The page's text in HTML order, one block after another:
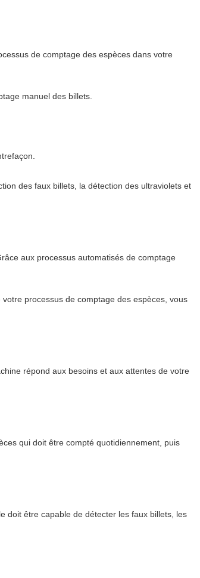
de comptage des espèces dans votre
manuel des billets.
des faux billets, la détection des ultraviolets et
aux processus automatisés de comptage
processus de comptage des espèces, vous
répond aux besoins et aux attentes de votre
qui doit être compté quotidiennement, puis
doit être capable de détecter les faux billets, les